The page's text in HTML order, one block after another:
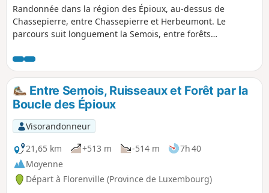
Randonnée dans la région des Épioux, au-dessus de
Chassepierre, entre Chassepierre et Herbeumont. Le
parcours suit longuement la Semois, entre forêts
son dénivelé positif, l’itinéraire alterne montées soutenues
et passages plus roulants, offrant de beaux points de vue
sur la vallée. On croise aussi quelques sculptures insolites
en chemin, qui ajoutent une touche artistique à cette
immersion nature.
Entre Semois, Ruisseaux et Forêt par la
Boucle des Épioux
Visorandonneur
21,65 km
+513 m -514 m
7h 40
Moyenne
Départ à Florenville (Province de Luxembourg)